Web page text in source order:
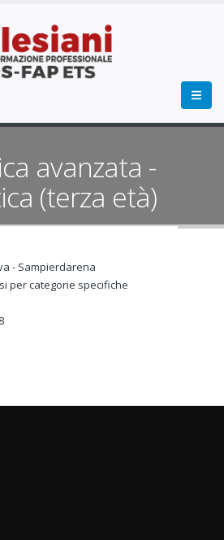
avanzata -
(terza età)
- Sampierdarena
per categorie specifiche